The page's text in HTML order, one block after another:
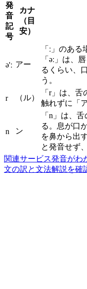
発
音
記
号
カナ
（目
安）
ə'ː アー
「ː」のあ
「əː」は、
るくらい、
う。
r （ル）
「r」は、
触れずに「
n ン
「n」は、
る。息が口
を鼻から出
と発音せず
関連サービス発音がわ
文の訳と文法解説を確